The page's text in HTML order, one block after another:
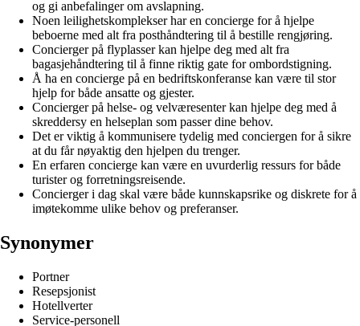
og gi anbefalinger om avslapning.
Noen leilighetskomplekser har en concierge for å hjelpe
beboerne med alt fra posthåndtering til å bestille rengjøring.
Concierger på flyplasser kan hjelpe deg med alt fra
bagasjehåndtering til å finne riktig gate for ombordstigning.
Å ha en concierge på en bedriftskonferanse kan være til stor
hjelp for både ansatte og gjester.
Concierger på helse- og velværesenter kan hjelpe deg med å
skreddersy en helseplan som passer dine behov.
Det er viktig å kommunisere tydelig med conciergen for å sikre
at du får nøyaktig den hjelpen du trenger.
En erfaren concierge kan være en uvurderlig ressurs for både
turister og forretningsreisende.
Concierger i dag skal være både kunnskapsrike og diskrete for å
imøtekomme ulike behov og preferanser.
Synonymer
Portner
Resepsjonist
Hotellverter
Service-personell